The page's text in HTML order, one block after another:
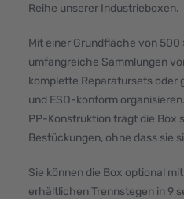
Reihe unserer Industrieboxen.
Mit einer Grundfläche von 500
umfangreiche Sammlungen
komplette Reparatursets oder
und ESD-konform
PP-Konstruktion trägt die Box
Bestückungen, ohne dass sie
Sie können die Box optional
erhältlichen Trennstegen in 9